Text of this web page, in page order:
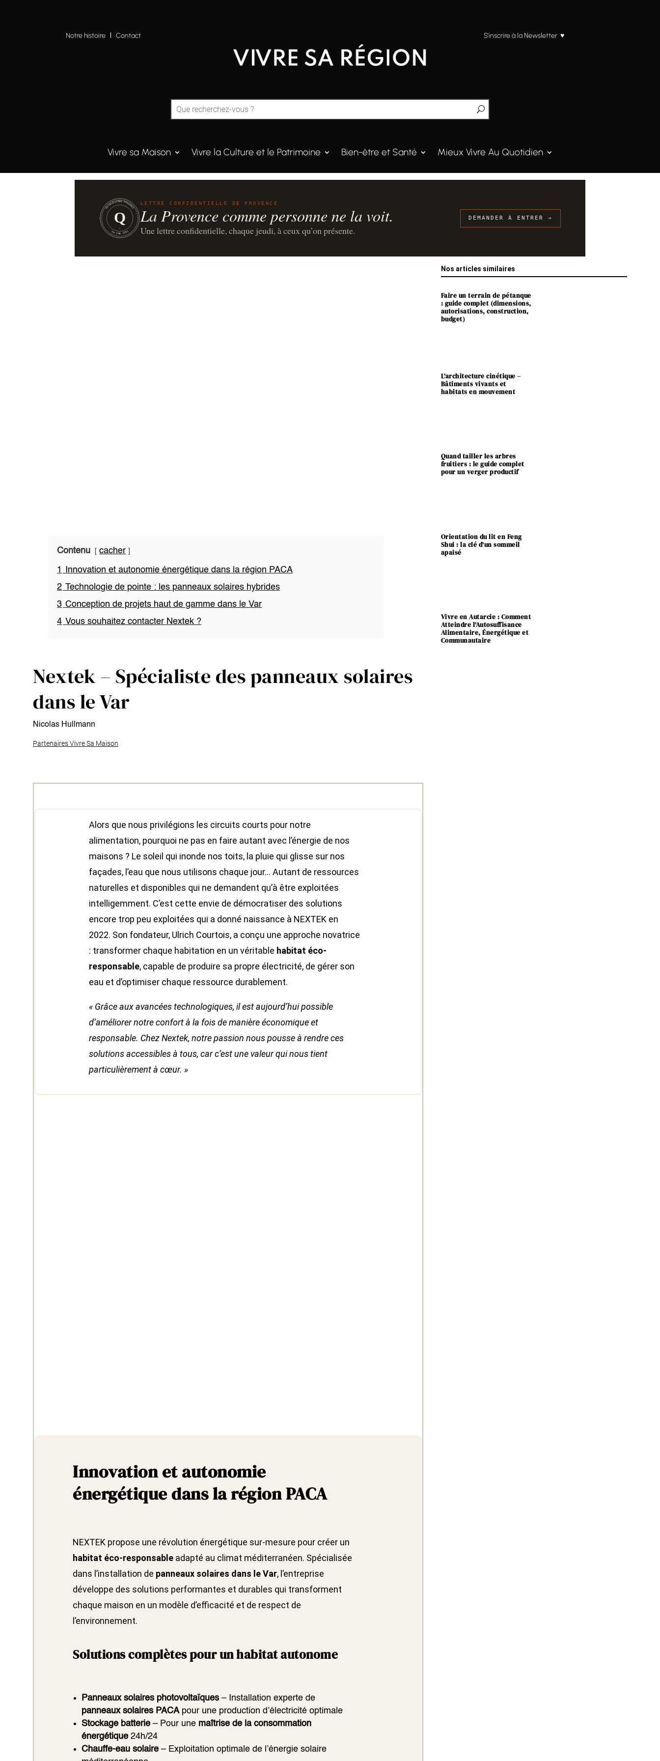
Notre histoire IContact S’inscrire à la Newsletter ♥
Vivre sa Maison Vivre la Culture et le Patrimoine Bien-être et Santé Mieux Vivre Au Quotidien
QUINTESSENCE·PROVENCE
UN·SUR·CENT
Q
LETTRE CONFIDENTIELLE DE PROVENCE
La Provence comme personne ne la voit.
Une lettre confidentielle, chaque jeudi, à ceux qu’on présente.
DEMANDER À ENTRER →
Contenu cacher
1
Innovation et autonomie énergétique dans la région PACA
2 Technologie de pointe : les panneaux solaires hybrides
3 Conception de projets haut de gamme dans le Var
4 Vous souhaitez contacter Nextek ?
Nextek – Spécialiste des panneaux solaires
dans le Var
Nicolas Hullmann
Partenaires Vivre Sa Maison
Alors que nous privilégions les circuits courts pour notre
alimentation, pourquoi ne pas en faire autant avec l’énergie de nos
maisons ? Le soleil qui inonde nos toits, la pluie qui glisse sur nos
façades, l’eau que nous utilisons chaque jour… Autant de ressources
naturelles et disponibles qui ne demandent qu’à être exploitées
intelligemment. C’est cette envie de démocratiser des solutions
encore trop peu exploitées qui a donné naissance à NEXTEK en
2022. Son fondateur, Ulrich Courtois, a conçu une approche novatrice
: transformer chaque habitation en un véritable habitat éco-
responsable, capable de produire sa propre électricité, de gérer son
eau et d’optimiser chaque ressource durablement.
« Grâce aux avancées technologiques, il est aujourd’hui possible
d’améliorer notre confort à la fois de manière économique et
responsable. Chez Nextek, notre passion nous pousse à rendre ces
solutions accessibles à tous, car c’est une valeur qui nous tient
particulièrement à cœur. »
Innovation et autonomie
énergétique dans la région PACA
NEXTEK propose une révolution énergétique sur-mesure pour créer un
habitat éco-responsable adapté au climat méditerranéen. Spécialisée
dans l’installation de panneaux solaires dans le Var, l’entreprise
développe des solutions performantes et durables qui transforment
chaque maison en un modèle d’efficacité et de respect de
l’environnement.
Solutions complètes pour un habitat autonome
Panneaux solaires photovoltaïques – Installation experte de
panneaux solaires PACApour une production d’électricité optimale
Stockage batterie – Pour une maîtrise de la consommation
énergétique 24h/24
Chauffe-eau solaire – Exploitation optimale de l’énergie solaire
Nos articles similaires
Faire un terrain de pétanque
: guide complet (dimensions,
autorisations, construction,
budget)
L’architecture cinétique –
Bâtiments vivants et
habitats en mouvement
Quand tailler les arbres
fruitiers : le guide complet
pour un verger productif
Orientation du lit en Feng
Shui : la clé d’un sommeil
apaisé
Vivre en Autarcie : Comment
Atteindre l’Autosuffisance
Alimentaire, Énergétique et
Communautaire